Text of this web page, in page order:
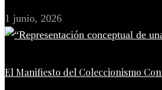
1 junio, 2026
El Manifiesto del Coleccionismo